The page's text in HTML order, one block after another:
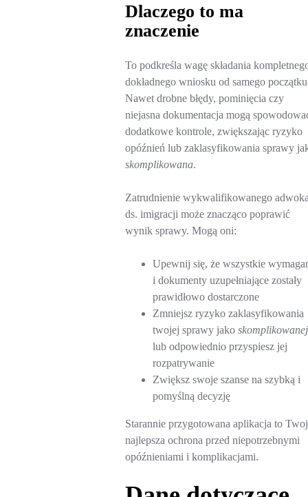
Dlaczego to ma
znaczenie
To podkreśla wagę składania
dokładnego wniosku od samego
Nawet drobne błędy, pominięcia czy
niejasna dokumentacja mogą
dodatkowe kontrole, zwiększając ryzyko
opóźnień lub zaklasyfikowania sprawy
skomplikowana.
Zatrudnienie wykwalifikowanego
ds. imigracji może znacząco poprawić
wynik sprawy. Mogą oni:
Upewnij się, że wszystkie
i dokumenty uzupełniające zostały
prawidłowo dostarczone
Zmniejsz ryzyko zaklasyfikowania
twojej sprawy jako skomplikowanej
lub odpowiednio przyspiesz jej
rozpatrywanie
Zwiększ swoje szanse na szybką i
pomyślną decyzję
Starannie przygotowana aplikacja to
najlepsza ochrona przed niepotrzebnymi
opóźnieniami i komplikacjami.